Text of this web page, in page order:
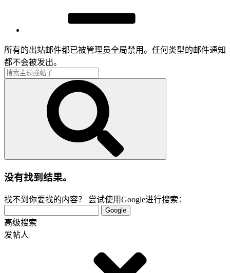
所有的出站邮件都已被管理员全局禁用。任何类型的邮件通知
都不会被发出。
没有找到结果。
找不到你要找的内容？ 尝试使用Google进行搜索：
Google
高级搜索
发帖人